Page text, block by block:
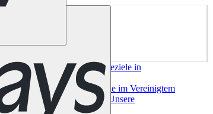
ChileCosta RicaAlle Reiseziele in
in
Sevilla Valencia Alle Reiseziele im Vereinigtem
ChristchurchQueenstown
Unsere